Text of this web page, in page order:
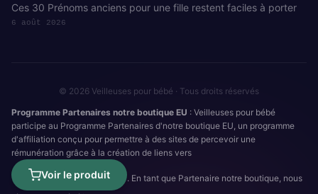
Ces 30 Prénoms anciens pour une fille restent faciles à porter
6 août 2026
© 2026 Veilleuses pour bébé · Tous droits réservés
Programme Partenaires notre boutique EU : Veilleuses pour bébé
participe au Programme Partenaires d'notre boutique EU, un programme
d'affiliation conçu pour permettre à des sites de percevoir une
rémunération grâce à la création de liens vers
Voir le produit
. En tant que Partenaire notre boutique, nous